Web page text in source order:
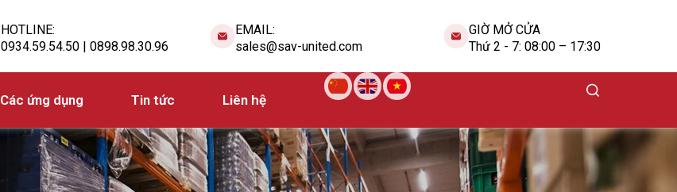
HOTLINE:
0934.59.54.50 | 0898.98.30.96
EMAIL:
sales@sav-united.com
GIỜ MỞ CỬA
Thứ 2 - 7: 08:00 – 17:30
Các ứng dụng Tin tức Liên hệ